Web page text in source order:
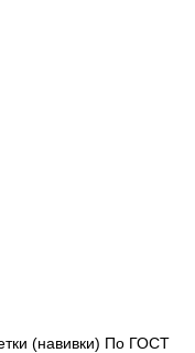
(навивки) По ГОСТ